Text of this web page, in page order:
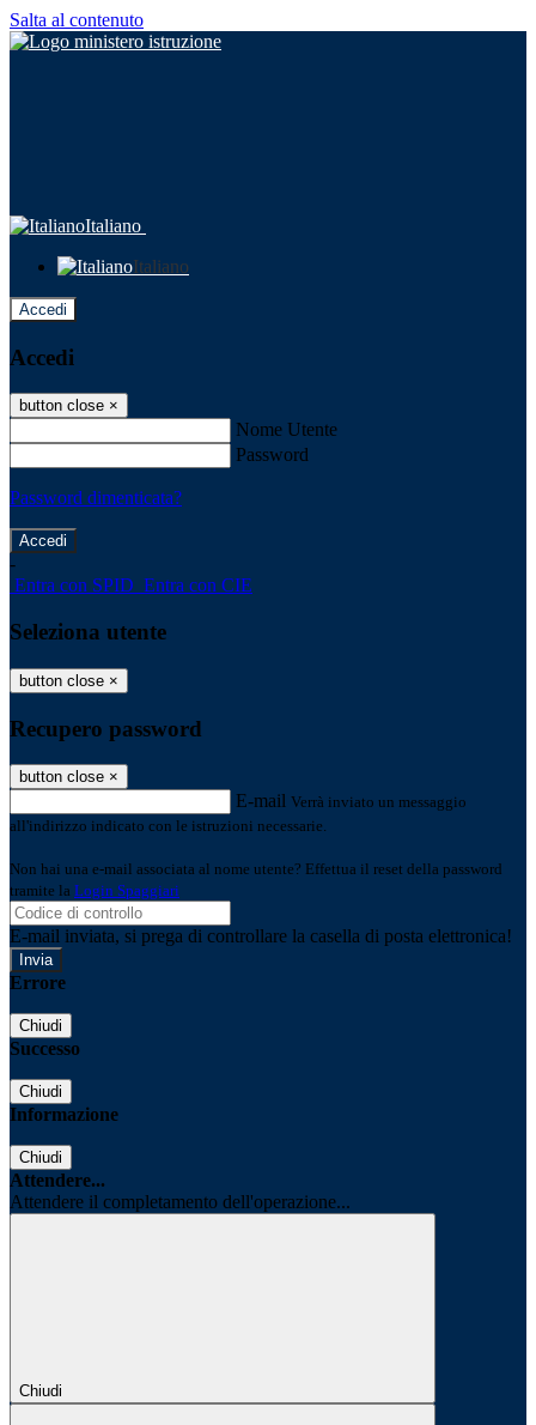
Salta al contenuto
Italiano
Italiano
Accedi
Accedi
button close ×
Nome Utente
Password
Password dimenticata?
-
Entra con SPID Entra con CIE
Seleziona utente
button close ×
Recupero password
button close ×
E-mail Verrà inviato un messaggio
all'indirizzo indicato con le istruzioni necessarie.
Non hai una e-mail associata al nome utente? Effettua il reset della password
tramite la Login Spaggiari
E-mail inviata, si prega di controllare la casella di posta elettronica!
Errore
Chiudi
Successo
Chiudi
Informazione
Chiudi
Attendere...
Attendere il completamento dell'operazione...
Chiudi